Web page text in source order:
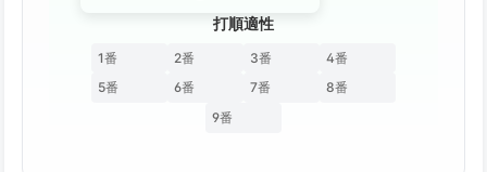
打順適性
1番 2番 3番
4番
5番
6番 7番
8番
9番